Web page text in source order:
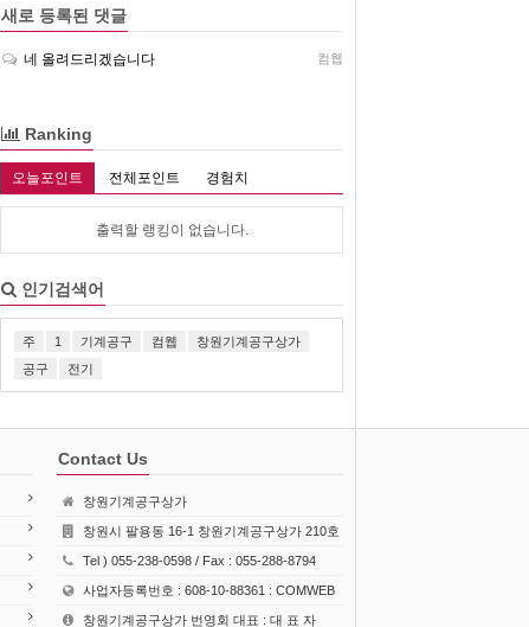
새로 등록된 댓글
네 올려드리겠습니다 컴웹
Ranking
오늘포인트 전체포인트 경험치
출력할 랭킹이 없습니다.
인기검색어
주 1 기계공구 컴웹
창원기계공구상가
공구
전기
Contact Us
창원기계공구상가
창원시 팔용동 16-1 창원기계공구상가 210호
Tel ) 055-238-0598 / Fax : 055-288-8794
사업자등록번호 : 608-10-88361 : COMWEB
창원기계공구상가 번영회 대표 : 대 표 자